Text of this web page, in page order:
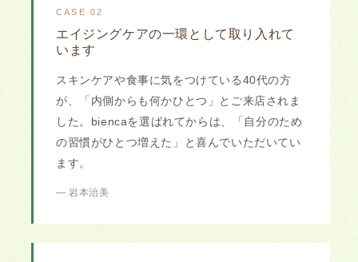
CASE 02
エイジングケアの一環として取り入れて
います
スキンケアや食事に気をつけている40代の方
が、「内側からも何かひとつ」とご来店されま
した。biencaを選ばれてからは、「自分のため
の習慣がひとつ増えた」と喜んでいただいてい
ます。
— 岩本治美